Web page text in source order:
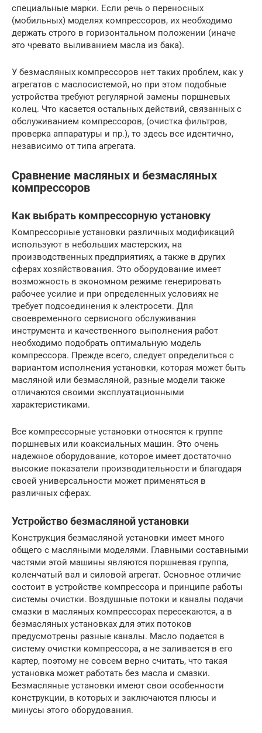
специальные марки. Если речь о переносных
(мобильных) моделях компрессоров, их необходимо
держать строго в горизонтальном положении (иначе
это чревато выливанием масла из бака).
У безмасляных компрессоров нет таких проблем, как у
агрегатов с маслосистемой, но при этом подобные
устройства требуют регулярной замены поршневых
колец. Что касается остальных действий, связанных с
обслуживанием компрессоров, (очистка фильтров,
проверка аппаратуры и пр.), то здесь все идентично,
независимо от типа агрегата.
Сравнение масляных и безмасляных
компрессоров
Как выбрать компрессорную установку
Компрессорные установки различных модификаций
используют в небольших мастерских, на
производственных предприятиях, а также в других
сферах хозяйствования. Это оборудование имеет
возможность в экономном режиме генерировать
рабочее усилие и при определенных условиях не
требует подсоединения к электросети. Для
своевременного сервисного обслуживания
инструмента и качественного выполнения работ
необходимо подобрать оптимальную модель
компрессора. Прежде всего, следует определиться с
вариантом исполнения установки, которая может быть
масляной или безмасляной, разные модели также
отличаются своими эксплуатационными
характеристиками.
Все компрессорные установки относятся к группе
поршневых или коаксиальных машин. Это очень
надежное оборудование, которое имеет достаточно
высокие показатели производительности и благодаря
своей универсальности может применяться в
различных сферах.
Устройство безмасляной установки
Конструкция безмасляной установки имеет много
общего с масляными моделями. Главными составными
частями этой машины являются поршневая группа,
коленчатый вал и силовой агрегат. Основное отличие
состоит в устройстве компрессора и принципе работы
системы очистки. Воздушные потоки и каналы подачи
смазки в масляных компрессорах пересекаются, а в
безмасляных установках для этих потоков
предусмотрены разные каналы. Масло подается в
систему очистки компрессора, а не заливается в его
картер, поэтому не совсем верно считать, что такая
установка может работать без масла и смазки.
Безмасляные установки имеют свои особенности
конструкции, в которых и заключаются плюсы и
минусы этого оборудования.